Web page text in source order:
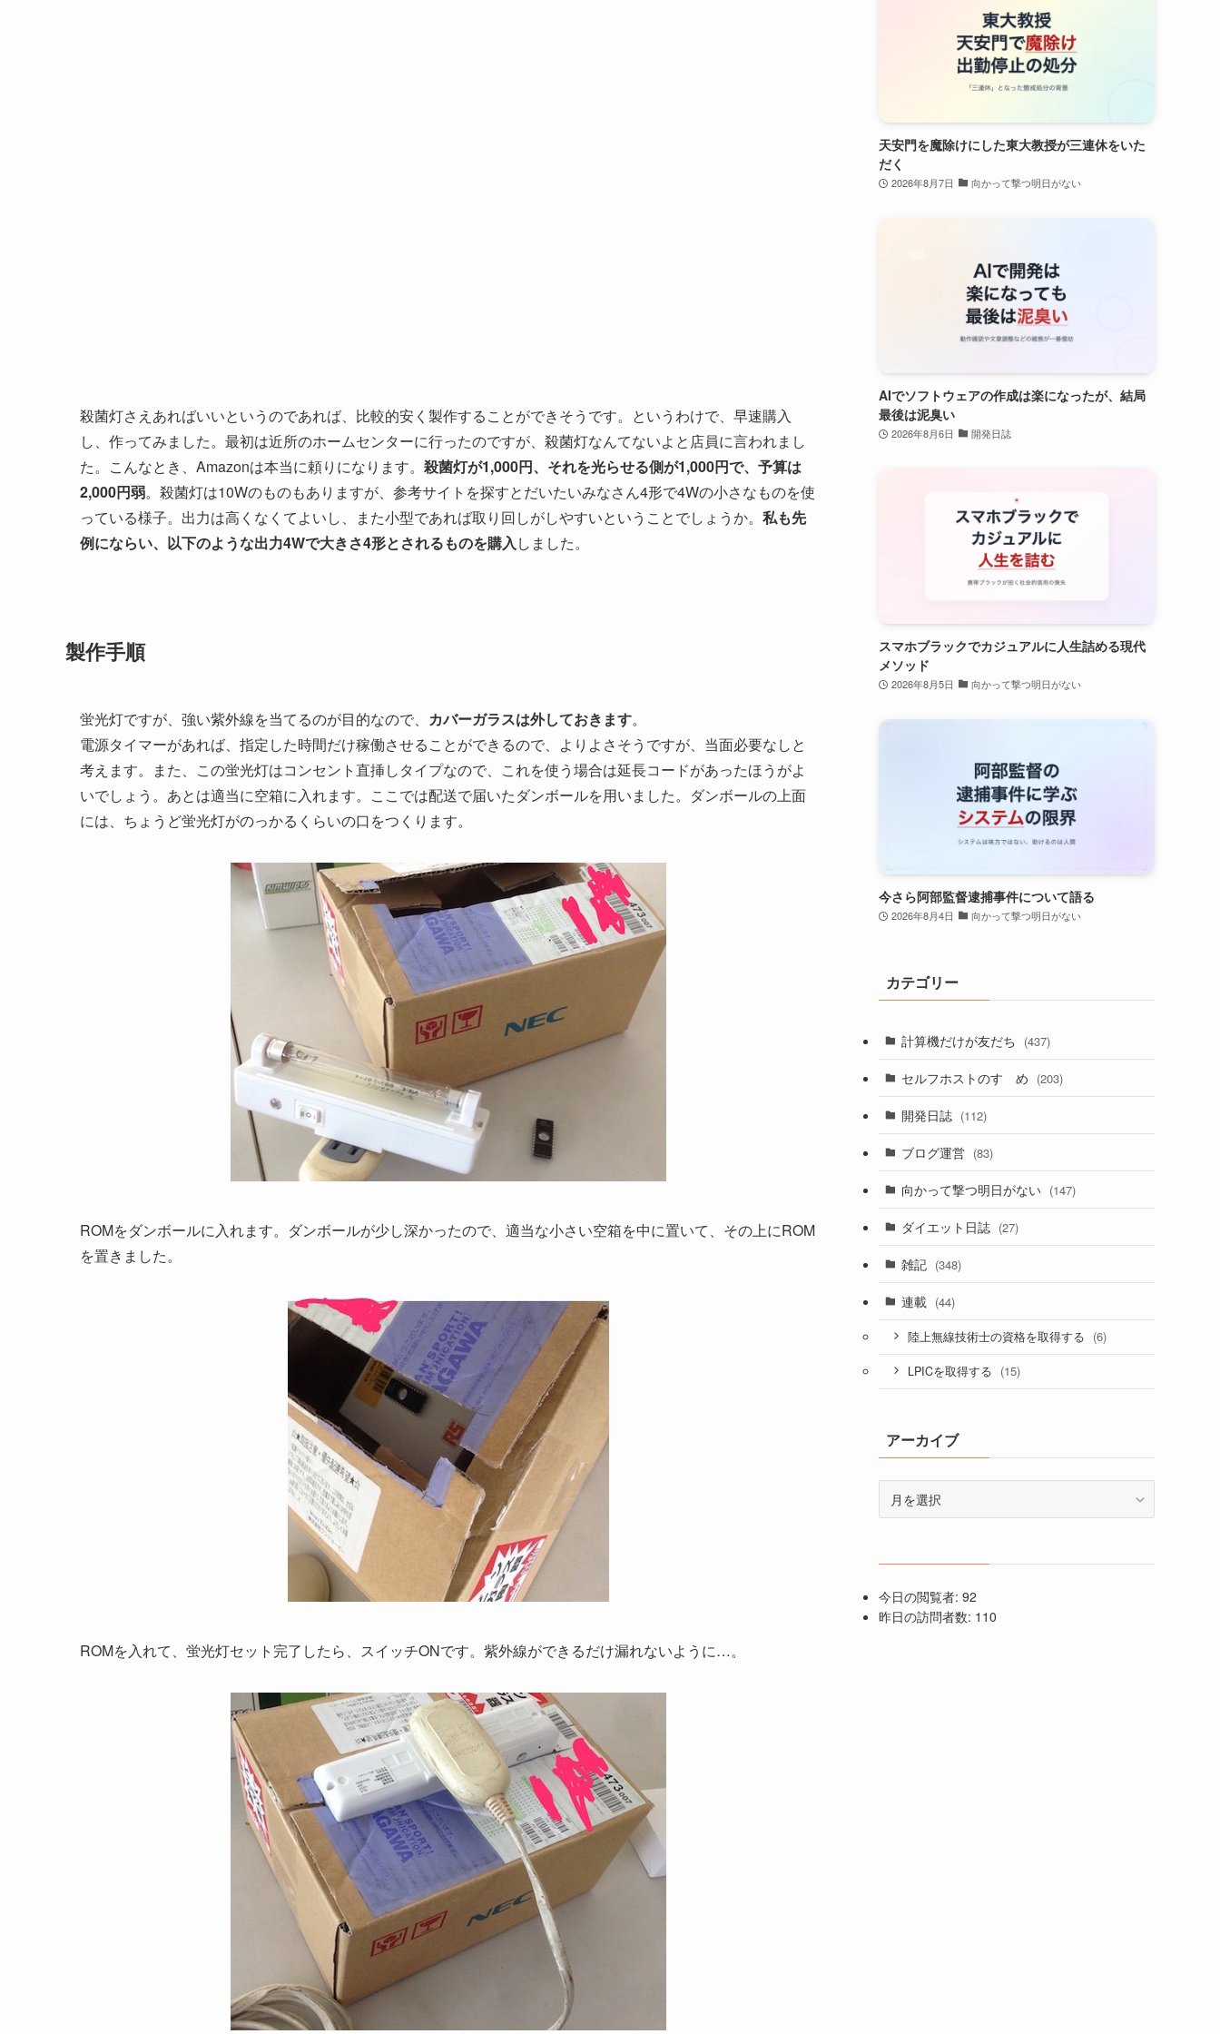
殺菌灯さえあればいいというのであれば、比較的安く製作することができそうです。というわけで、早速購入
し、作ってみました。最初は近所のホームセンターに行ったのですが、殺菌灯なんてないよと店員に言われまし
た。こんなとき、Amazonは本当に頼りになります。 殺菌灯が1,000円、それを光らせる側が1,000円で、予算は
2,000円弱。殺菌灯は10Wのものもありますが、参考サイトを探すとだいたいみなさん4形で4Wの小さなものを使
っている様子。出力は高くなくてよいし、また小型であれば取り回しがしやすいということでしょうか。 私も先
例にならい、以下のような出力4Wで大きさ4形とされるものを購入しました。
製作手順
蛍光灯ですが、強い紫外線を当てるのが目的なので、 カバーガラスは外しておきます。
電源タイマーがあれば、指定した時間だけ稼働させることができるので、よりよさそうですが、当面必要なしと
考えます。また、この蛍光灯はコンセント直挿しタイプなので、これを使う場合は延長コードがあったほうがよ
いでしょう。あとは適当に空箱に入れます。ここでは配送で届いたダンボールを用いました。ダンボールの上面
には、ちょうど蛍光灯がのっかるくらいの口をつくります。
ROMをダンボールに入れます。ダンボールが少し深かったので、適当な小さい空箱を中に置いて、その上にROM
を置きました。
ROMを入れて、蛍光灯セット完了したら、スイッチONです。紫外線ができるだけ漏れないように…。
天安門を魔除けにした東大教授が三連休をいた
だく
2026年8月7日 向かって撃つ明日がない
AIでソフトウェアの作成は楽になったが、結局
最後は泥臭い
2026年8月6日 開発日誌
スマホブラックでカジュアルに人生詰める現代
メソッド
2026年8月5日 向かって撃つ明日がない
今さら阿部監督逮捕事件について語る
2026年8月4日 向かって撃つ明日がない
カテゴリー
計算機だけが友だち (437)
セルフホストのすゝめ (203)
開発日誌 (112)
ブログ運営 (83)
向かって撃つ明日がない (147)
ダイエット日誌 (27)
雑記 (348)
連載 (44)
陸上無線技術士の資格を取得する (6)
LPICを取得する (15)
アーカイブ
ブ
今日の閲覧者: 92
昨日の訪問者数: 110